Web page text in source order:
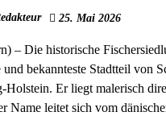
25. Mai 2026
– Die historische
und bekannteste Stadtteil von
Holstein. Er liegt malerisch
Name leitet sich vom